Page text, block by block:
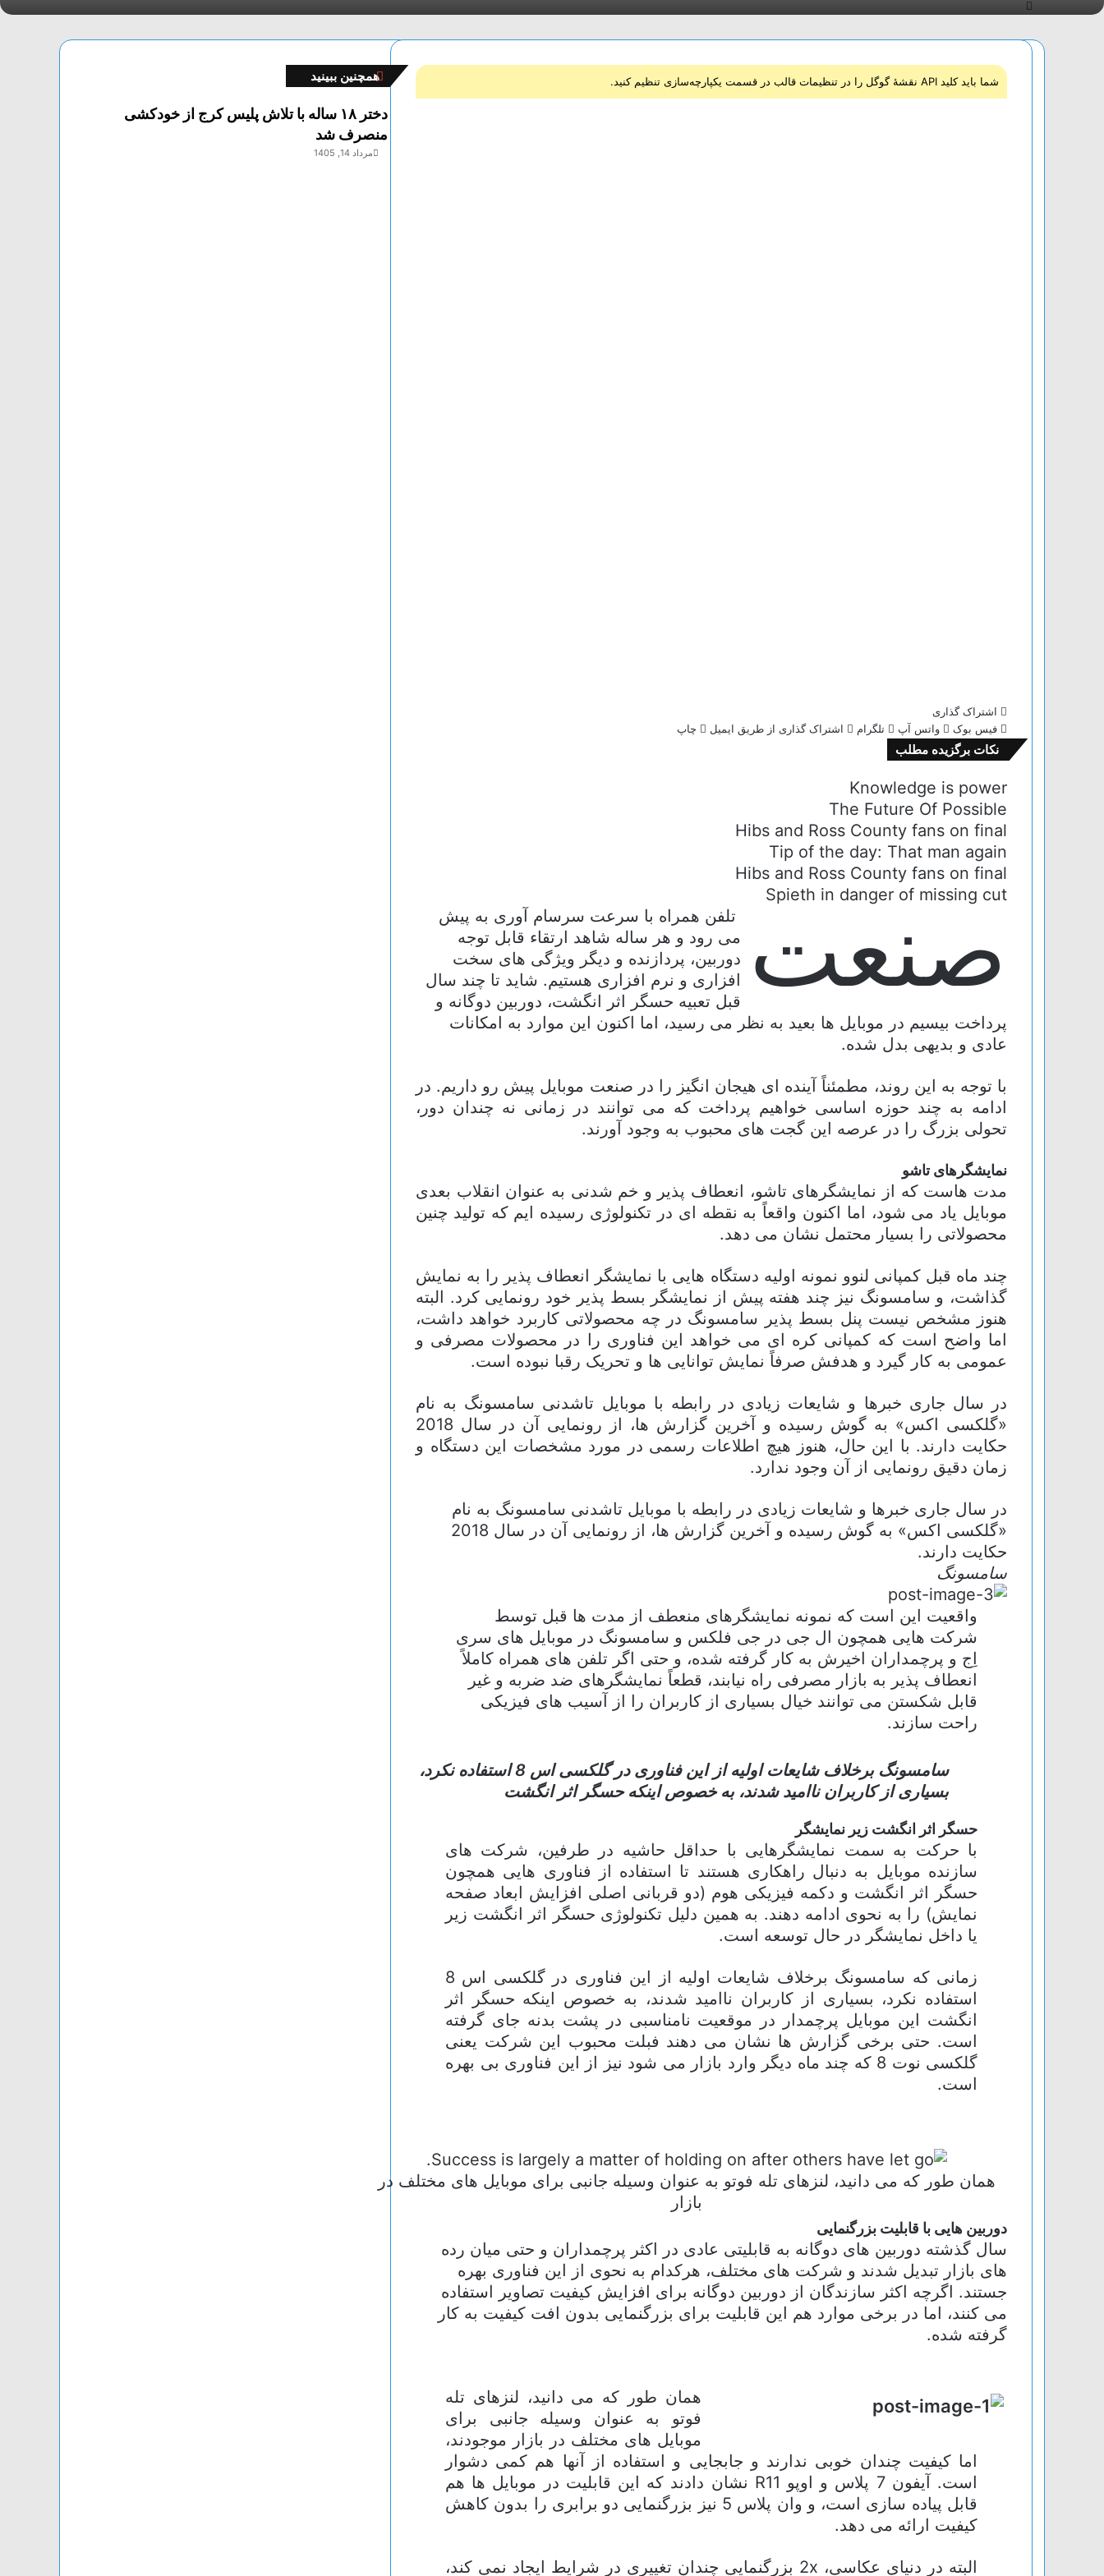
شما باید کلید API نقشۀ گوگل را در تنظیمات قالب در قسمت یکپارچه‌سازی‌ تنظیم کنید.
اشتراک گذاری
فیس بوک
واتس آپ تلگرام اشتراک گذاری از طریق ایمیل چاپ
نکات برگزیده مطلب
Knowledge is power
The Future Of Possible
Hibs and Ross County fans on final
Tip of the day: That man again
Hibs and Ross County fans on final
Spieth in danger of missing cut
صنعت
تلفن همراه با سرعت سرسام آوری به پیش
می رود و هر ساله شاهد ارتقاء قابل توجه
دوربین، پردازنده و دیگر ویژگی های سخت
افزاری و نرم افزاری هستیم. شاید تا چند سال
قبل تعبیه حسگر اثر انگشت، دوربین دوگانه و
پرداخت بیسیم در موبایل ها بعید به نظر می رسید، اما اکنون این موارد به امکانات
عادی و بدیهی بدل شده.
با توجه به این روند، مطمئناً آینده ای هیجان انگیز را در صنعت موبایل پیش رو داریم. در
ادامه به چند حوزه اساسی خواهیم پرداخت که می توانند در زمانی نه چندان دور،
تحولی بزرگ را در عرصه این گجت های محبوب به وجود آورند.
نمایشگرهای تاشو
مدت هاست که از نمایشگرهای تاشو، انعطاف پذیر و خم شدنی به عنوان انقلاب بعدی
موبایل یاد می شود، اما اکنون واقعاً به نقطه ای در تکنولوژی رسیده ایم که تولید چنین
محصولاتی را بسیار محتمل نشان می دهد.
چند ماه قبل کمپانی لنوو نمونه اولیه دستگاه هایی با نمایشگر انعطاف پذیر را به نمایش
گذاشت، و سامسونگ نیز چند هفته پیش از نمایشگر بسط پذیر خود رونمایی کرد. البته
هنوز مشخص نیست پنل بسط پذیر سامسونگ در چه محصولاتی کاربرد خواهد داشت،
اما واضح است که کمپانی کره ای می خواهد این فناوری را در محصولات مصرفی و
عمومی به کار گیرد و هدفش صرفاً نمایش توانایی ها و تحریک رقبا نبوده است.
در سال جاری خبرها و شایعات زیادی در رابطه با موبایل تاشدنی سامسونگ به نام
«گلکسی اکس» به گوش رسیده و آخرین گزارش ها، از رونمایی آن در سال 2018
حکایت دارند. با این حال، هنوز هیچ اطلاعات رسمی در مورد مشخصات این دستگاه و
زمان دقیق رونمایی از آن وجود ندارد.
در سال جاری خبرها و شایعات زیادی در رابطه با موبایل تاشدنی سامسونگ به نام
«گلکسی اکس» به گوش رسیده و آخرین گزارش ها، از رونمایی آن در سال 2018
حکایت دارند.
سامسونگ
واقعیت این است که نمونه نمایشگرهای منعطف از مدت ها قبل توسط
شرکت هایی همچون ال جی در جی فلکس و سامسونگ در موبایل های سری
اِج و پرچمداران اخیرش به کار گرفته شده، و حتی اگر تلفن های همراه کاملاً
انعطاف پذیر به بازار مصرفی راه نیابند، قطعاً نمایشگرهای ضد ضربه و غیر
قابل شکستن می توانند خیال بسیاری از کاربران را از آسیب های فیزیکی
راحت سازند.
سامسونگ برخلاف شایعات اولیه از این فناوری در گلکسی اس 8 استفاده نکرد،
بسیاری از کاربران ناامید شدند، به خصوص اینکه حسگر اثر انگشت
حسگر اثر انگشت زیر نمایشگر
با حرکت به سمت نمایشگرهایی با حداقل حاشیه در طرفین، شرکت های
سازنده موبایل به دنبال راهکاری هستند تا استفاده از فناوری هایی همچون
حسگر اثر انگشت و دکمه فیزیکی هوم (دو قربانی اصلی افزایش ابعاد صفحه
نمایش) را به نحوی ادامه دهند. به همین دلیل تکنولوژی حسگر اثر انگشت زیر
یا داخل نمایشگر در حال توسعه است.
زمانی که سامسونگ برخلاف شایعات اولیه از این فناوری در گلکسی اس 8
استفاده نکرد، بسیاری از کاربران ناامید شدند، به خصوص اینکه حسگر اثر
انگشت این موبایل پرچمدار در موقعیت نامناسبی در پشت بدنه جای گرفته
است. حتی برخی گزارش ها نشان می دهند فبلت محبوب این شرکت یعنی
گلکسی نوت 8 که چند ماه دیگر وارد بازار می شود نیز از این فناوری بی بهره
است.
همان طور که می دانید، لنزهای تله فوتو به عنوان وسیله جانبی برای موبایل های مختلف در
بازار
دوربین هایی با قابلیت بزرگنمایی
سال گذشته دوربین های دوگانه به قابلیتی عادی در اکثر پرچمداران و حتی میان رده
های بازار تبدیل شدند و شرکت های مختلف، هرکدام به نحوی از این فناوری بهره
جستند. اگرچه اکثر سازندگان از دوربین دوگانه برای افزایش کیفیت تصاویر استفاده
می کنند، اما در برخی موارد هم این قابلیت برای بزرگنمایی بدون افت کیفیت به کار
گرفته شده.
همان طور که می دانید، لنزهای تله
فوتو به عنوان وسیله جانبی برای
موبایل های مختلف در بازار موجودند،
اما کیفیت چندان خوبی ندارند و جابجایی و استفاده از آنها هم کمی دشوار
است. آیفون 7 پلاس و اوپو R11 نشان دادند که این قابلیت در موبایل ها هم
قابل پیاده سازی است، و وان پلاس 5 نیز بزرگنمایی دو برابری را بدون کاهش
کیفیت ارائه می دهد.
البته در دنیای عکاسی، 2x بزرگنمایی چندان تغییری در شرایط ایجاد نمی کند،
همچنین ببینید
ب
س
ت
دختر ‌۱۸‌ ‌ساله‌ با تلاش پلیس کرج از خودکشی
منصرف شد
مرداد 14, 1405